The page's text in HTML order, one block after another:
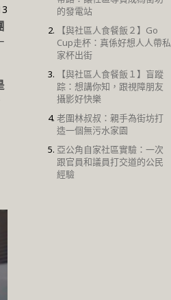
的發電站
【與社區人食餐飯２】Go
Cup走杯：真係好想人人帶私
家杯出街
【與社區人食餐飯１】盲蹤
踪：想講你知，跟視障朋友
攝影好快樂
老圍林叔叔：親手為街坊打
造一個無污水家園
亞公角自家社區實驗：一次
跟官員和議員打交道的公民
經驗